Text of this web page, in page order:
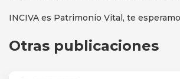
INCIVA es Patrimonio Vital, te
Otras publicaciones